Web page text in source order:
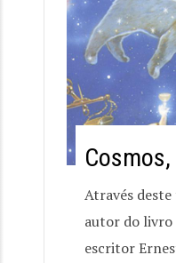
Através
autor do livro
escritor